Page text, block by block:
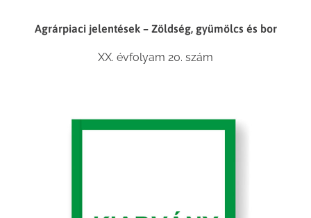
Agrárpiaci jelentések – Zöldség, gyümölcs és bor
XX. évfolyam 20. szám